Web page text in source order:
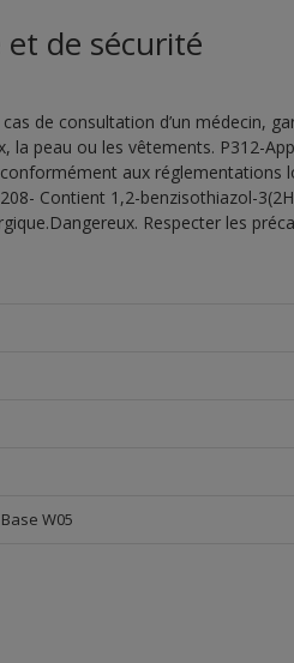
de sécurité
de consultation d’un médecin,
la peau ou les vêtements. P312-
aux réglementations
Contient 1,2-benzisothiazol-
Respecter les
W05